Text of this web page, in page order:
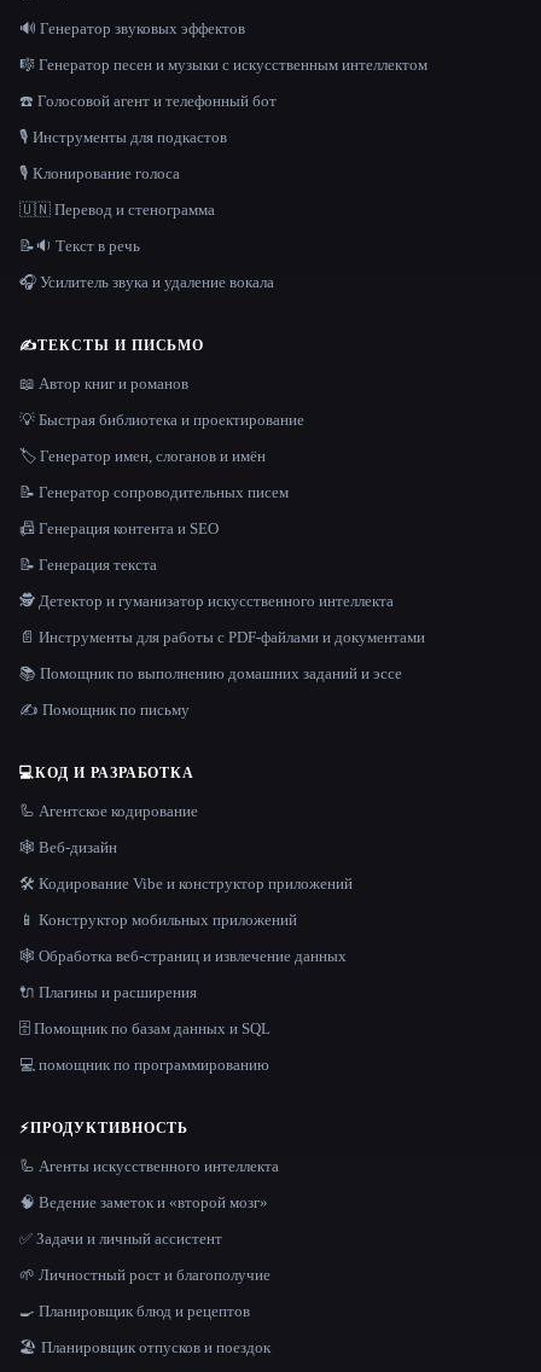
🔊 Генератор звуковых эффектов
🎼 Генератор песен и музыки с искусственным интеллектом
☎️ Голосовой агент и телефонный бот
🎙️ Инструменты для подкастов
🎙️ Клонирование голоса
🇺🇳 Перевод и стенограмма
📝🔉 Текст в речь
🎧 Усилитель звука и удаление вокала
✍️ТЕКСТЫ И ПИСЬМО
📖 Автор книг и романов
💡 Быстрая библиотека и проектирование
🏷️ Генератор имен, слоганов и имён
📝 Генератор сопроводительных писем
📠 Генерация контента и SEO
📝 Генерация текста
🕵️ Детектор и гуманизатор искусственного интеллекта
📄 Инструменты для работы с PDF-файлами и документами
📚 Помощник по выполнению домашних заданий и эссе
✍️ Помощник по письму
💻КОД И РАЗРАБОТКА
🦾 Агентское кодирование
🕸 Веб-дизайн
🛠️ Кодирование Vibe и конструктор приложений
📱 Конструктор мобильных приложений
🕸️ Обработка веб-страниц и извлечение данных
🔌 Плагины и расширения
🗄️ Помощник по базам данных и SQL
💻 помощник по программированию
⚡ПРОДУКТИВНОСТЬ
🦾 Агенты искусственного интеллекта
🧠 Ведение заметок и «второй мозг»
✅ Задачи и личный ассистент
🌱 Личностный рост и благополучие
🍳 Планировщик блюд и рецептов
🏖 Планировщик отпусков и поездок